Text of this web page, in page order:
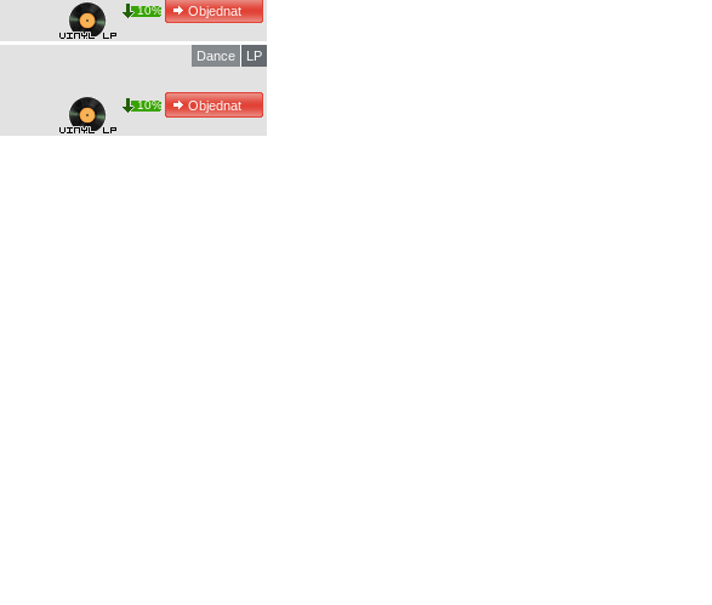
10%
LP
Dance
10%